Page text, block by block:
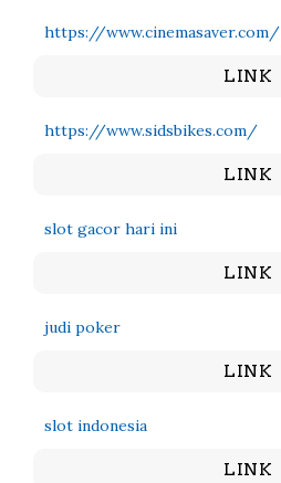
https://www.cinemasaver.com/
LINK
https://www.sidsbikes.com/
LINK
slot gacor hari ini
LINK
judi poker
LINK
slot indonesia
LINK